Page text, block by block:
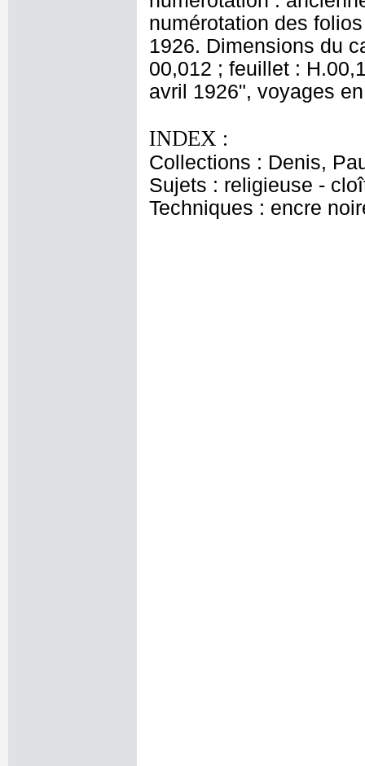
numérotation des
1926. Dimensions du
00,012 ; feuillet :
avril 1926", voyages
INDEX :
Collections : Denis,
Sujets : religieuse -
Techniques : encre